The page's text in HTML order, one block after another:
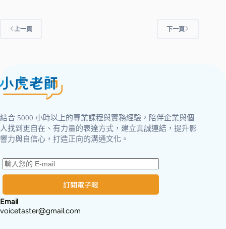
上一頁 下一頁
結合 5000 小時以上的專業課程與實務經驗，陪伴企業與個
人找到更自在、有力量的表達方式，建立真誠連結，提升影
響力與自信心，打造正向的溝通文化。
訂閱電子報
Email
voicetaster@gmail.com